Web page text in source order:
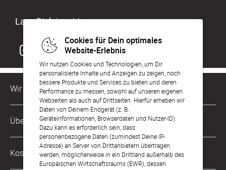
Cookies für Dein optimales
Website-Erlebnis
Wir nutzen Cookies und Technologien, um Dir
personalisierte Inhalte und Anzeigen zu zeigen, noch
bessere Produkte und Services zu bieten und deren
Performance zu messen, sowohl auf unseren eigenen
Webseiten als auch auf Drittseiten. Hierfür erheben wir
Daten von Deinem Endgerät (z. B.
Geräteinformationen, Browserdaten und Nutzer-ID).
Dazu kann es erforderlich sein, dass
personenbezogene Daten (zumindest Deine IP-
Adresse) an Server von Drittanbietern übertragen
werden, möglicherweise in ein Drittland außerhalb des
Europäischen Wirtschaftsraums (EWR), dessen
Lass Dich inspirieren
Wir sind für Dich da
Kundenservice-Hotline
0221 956 725 10
Mo. - Fr. von 9 bis 17 Uhr
kontakt@sendmoments.de
Über Uns
Philosophie
Karriere
Kostenlose Services